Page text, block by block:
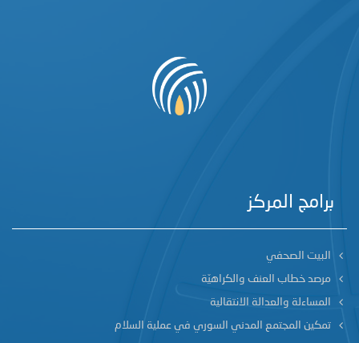
برامج المركز
البيت الصحفي
مرصد خطاب العنف والكراهيّة
المساءلة والعدالة الانتقالية
تمكين المجتمع المدني السوري في عملية السلام